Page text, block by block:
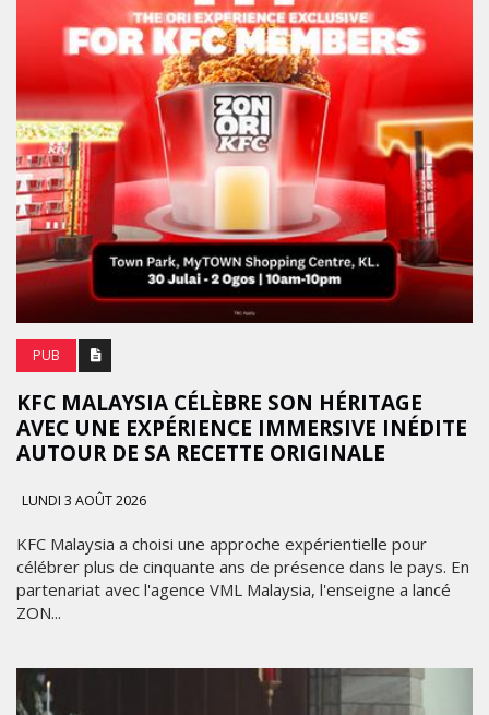
PUB
KFC MALAYSIA CÉLÈBRE SON HÉRITAGE
AVEC UNE EXPÉRIENCE IMMERSIVE INÉDITE
AUTOUR DE SA RECETTE ORIGINALE
LUNDI 3 AOÛT 2026
KFC Malaysia a choisi une approche expérientielle pour
célébrer plus de cinquante ans de présence dans le pays. En
partenariat avec l'agence VML Malaysia, l'enseigne a lancé
ZON...